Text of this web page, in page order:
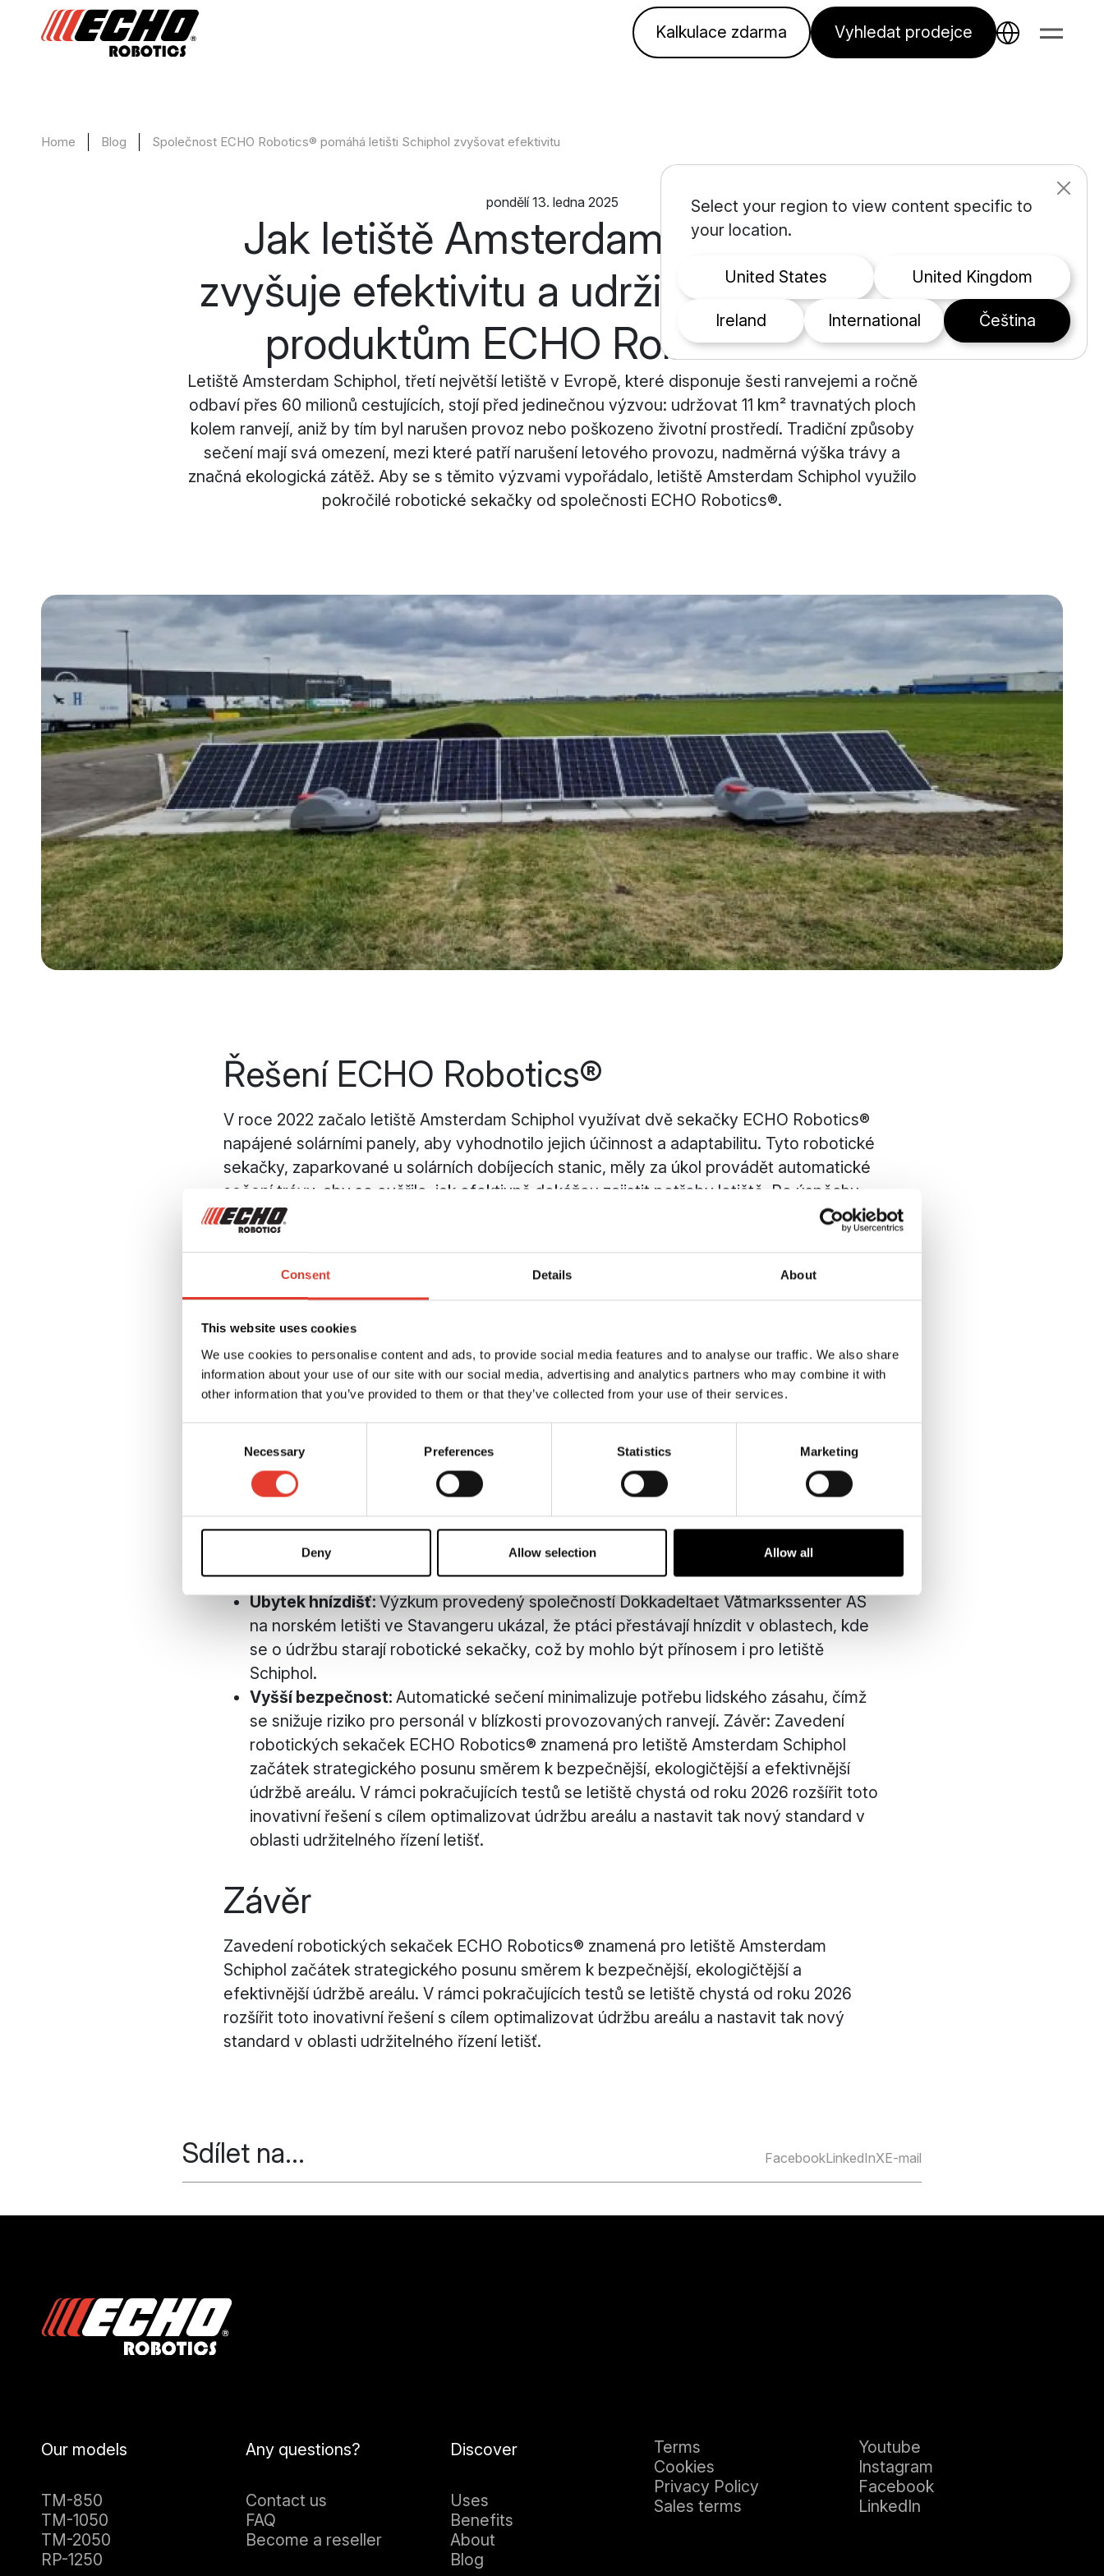
Consent Details About
This website uses cookies
We use cookies to personalise content and ads, to provide social media features and to analyse our traffic. We also share
information about your use of our site with our social media, advertising and analytics partners who may combine it with
other information that you’ve provided to them or that they’ve collected from your use of their services.
Necessary Preferences Statistics Marketing
Deny Allow selection Allow all
Kalkulace zdarma Vyhledat prodejce
Home Blog Společnost ECHO Robotics® pomáhá letišti Schiphol zvyšovat efektivitu
pondělí 13. ledna 2025
Jak letiště Amsterdam Schiphol
zvyšuje efektivitu a udržitelnost díky
produktům ECHO Robotics®.
Letiště Amsterdam Schiphol, třetí největší letiště v Evropě, které disponuje šesti ranvejemi a ročně
odbaví přes 60 milionů cestujících, stojí před jedinečnou výzvou: udržovat 11 km² travnatých ploch
kolem ranvejí, aniž by tím byl narušen provoz nebo poškozeno životní prostředí. Tradiční způsoby
sečení mají svá omezení, mezi které patří narušení letového provozu, nadměrná výška trávy a
značná ekologická zátěž. Aby se s těmito výzvami vypořádalo, letiště Amsterdam Schiphol využilo
pokročilé robotické sekačky od společnosti ECHO Robotics®.
Řešení ECHO Robotics®
V roce 2022 začalo letiště Amsterdam Schiphol využívat dvě sekačky ECHO Robotics®
napájené solárními panely, aby vyhodnotilo jejich účinnost a adaptabilitu. Tyto robotické
sekačky, zaparkované u solárních dobíjecích stanic, měly za úkol provádět automatické
sečení trávy, aby se ověřilo, jak efektivně dokážou zajistit potřeby letiště. Po úspěchu
prvního zkušebního provozu nasadilo letiště Schiphol v roce 2024 třetího robota.
Výsledky: Udržitelná a bezpečná údržba
vegetace
Výhody používání robotických sekaček ECHO Robotics® na letišti Schiphol v
Amsterdamu jsou značné:
Snižování uhlíkové stopy:Roboti na solární pohon přispívají k plnění cílů udržitelného
rozvoje letiště Schiphol tím, že ve srovnání s konvenčními sekačkami snižují emise.
povětrnostních podmínek, jako je déšť nebo omezená viditelnost.
Lepší sledování ptáků:
Kratší tráva zlepšuje viditelnost pro týmy pověřené
sledováním ptáků, čímž se snižuje riziko srážky ptáků s letadly.
Úbytek hnízdišť:Výzkum provedený společností Dokkadeltaet Våtmarkssenter AS
na norském letišti ve Stavangeru ukázal, že ptáci přestávají hnízdit v oblastech, kde
se o údržbu starají robotické sekačky, což by mohlo být přínosem i pro letiště
Schiphol.
Vyšší bezpečnost: Automatické sečení minimalizuje potřebu lidského zásahu, čímž
se snižuje riziko pro personál v blízkosti provozovaných ranvejí. Závěr: Zavedení
robotických sekaček ECHO Robotics® znamená pro letiště Amsterdam Schiphol
začátek strategického posunu směrem k bezpečnější, ekologičtější a efektivnější
údržbě areálu. V rámci pokračujících testů se letiště chystá od roku 2026 rozšířit toto
inovativní řešení s cílem optimalizovat údržbu areálu a nastavit tak nový standard v
oblasti udržitelného řízení letišť.
Závěr
Zavedení robotických sekaček ECHO Robotics® znamená pro letiště Amsterdam
Schiphol začátek strategického posunu směrem k bezpečnější, ekologičtější a
efektivnější údržbě areálu. V rámci pokračujících testů se letiště chystá od roku 2026
rozšířit toto inovativní řešení s cílem optimalizovat údržbu areálu a nastavit tak nový
standard v oblasti udržitelného řízení letišť.
Sdílet na... FacebookLinkedInXE-mail
Our models
TM-850
TM-1050
TM-2050
RP-1250
Any questions?
Contact us
FAQ
Become a reseller
Discover
Uses
Benefits
About
Blog
Terms
Cookies
Privacy Policy
Sales terms
Youtube
Instagram
Facebook
LinkedIn
Select your region to view content specific to
your location.
United States United Kingdom
Ireland international čeština